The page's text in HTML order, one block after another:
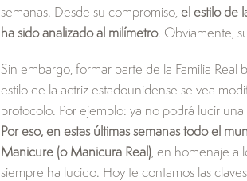
semanas. Desde su compromiso, el estilo de
ha sido analizado al milímetro. Obviamente,
Sin embargo, formar parte de la Familia Real
estilo de la actriz estadounidense se vea
protocolo. Por ejemplo: ya no podrá lucir
Por eso, en estas últimas semanas todo el
Manicure (o Manicura Real), en homenaje a
siempre ha lucido. Hoy te contamos las